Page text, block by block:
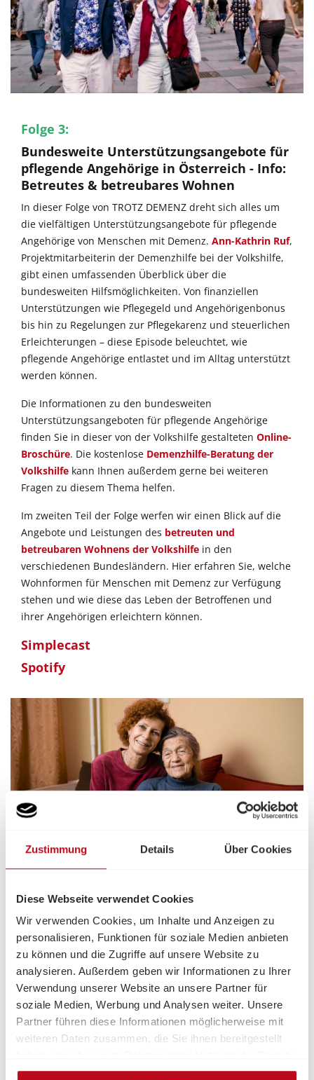
Zustimmung Details Über Cookies
Diese Webseite verwendet Cookies
Wir verwenden Cookies, um Inhalte und Anzeigen zu
personalisieren, Funktionen für soziale Medien anbieten
zu können und die Zugriffe auf unsere Website zu
analysieren. Außerdem geben wir Informationen zu Ihrer
Verwendung unserer Website an unsere Partner für
soziale Medien, Werbung und Analysen weiter. Unsere
Partner führen diese Informationen möglicherweise mit
weiteren Daten zusammen, die Sie ihnen bereitgestellt
gesammelt haben.
Folge 3:
Bundesweite Unterstützungsangebote für
pflegende Angehörige in Österreich - Info:
Betreutes & betreubares Wohnen
In dieser Folge von TROTZ DEMENZ dreht sich alles um
die vielfältigen Unterstützungsangebote für pflegende
Angehörige von Menschen mit Demenz. Ann-Kathrin Ruf,
Projektmitarbeiterin der Demenzhilfe bei der Volkshilfe,
gibt einen umfassenden Überblick über die
bundesweiten Hilfsmöglichkeiten. Von finanziellen
Unterstützungen wie Pflegegeld und Angehörigenbonus
bis hin zu Regelungen zur Pflegekarenz und steuerlichen
Erleichterungen – diese Episode beleuchtet, wie
pflegende Angehörige entlastet und im Alltag unterstützt
werden können.
Die Informationen zu den bundesweiten
Unterstützungsangeboten für pflegende Angehörige
finden Sie in dieser von der Volkshilfe gestalteten Online-
Broschüre. Die kostenlose Demenzhilfe-Beratung der
Volkshilfe kann Ihnen außerdem gerne bei weiteren
Fragen zu diesem Thema helfen.
Im zweiten Teil der Folge werfen wir einen Blick auf die
Angebote und Leistungen des betreuten und
betreubaren Wohnens der Volkshilfe in den
verschiedenen Bundesländern. Hier erfahren Sie, welche
Wohnformen für Menschen mit Demenz zur Verfügung
stehen und wie diese das Leben der Betroffenen und
ihrer Angehörigen erleichtern können.
Simplecast
Spotify
© Elizaveta_stock.adobe.com
Folge 4:
“Vergissmeinnicht” - Ein Ball für
Menschen mit Demenz - Info: Fonds
Demenzhilfe Österreich
In dieser Folge schwingt TROTZ DEMENZ auf dem
"Vergissmeinnicht Ball" in Villach das Tanzbein. Einer
Veranstaltung der Volkshilfe Kärnten, die Menschen mit
Demenz, ihren Angehörigen, Betreuungspersonen und
allen Interessierten die Möglichkeit gibt, einige